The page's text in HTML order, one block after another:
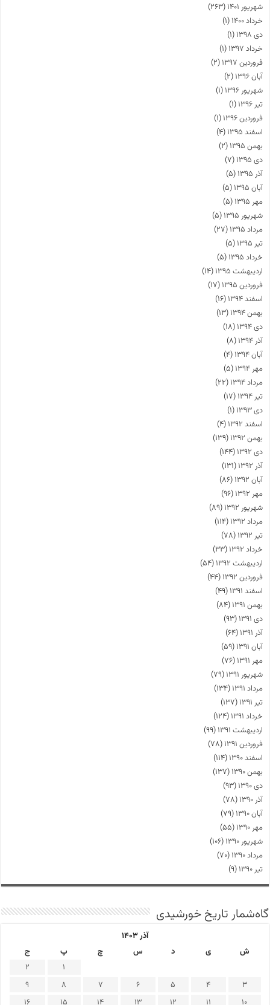
شهریور ۱۴۰۱
(۲۶۳)
خرداد ۱۴۰۰
(۱)
دی ۱۳۹۸
(۱)
خرداد ۱۳۹۷
(۱)
فروردین ۱۳۹۷
(۲)
آبان ۱۳۹۶
(۲)
شهریور ۱۳۹۶
(۱)
تیر ۱۳۹۶
(۱)
فروردین ۱۳۹۶
(۱)
اسفند ۱۳۹۵
(۴)
بهمن ۱۳۹۵
(۲)
دی ۱۳۹۵
(۷)
آذر ۱۳۹۵
(۵)
آبان ۱۳۹۵
(۵)
مهر ۱۳۹۵
(۵)
شهریور ۱۳۹۵
(۵)
مرداد ۱۳۹۵
(۲۷)
تیر ۱۳۹۵
(۵)
خرداد ۱۳۹۵
(۵)
اردیبهشت ۱۳۹۵
(۱۴)
فروردین ۱۳۹۵
(۱۷)
اسفند ۱۳۹۴
(۱۶)
بهمن ۱۳۹۴
(۱۳)
دی ۱۳۹۴
(۱۸)
آذر ۱۳۹۴
(۸)
آبان ۱۳۹۴
(۴)
مهر ۱۳۹۴
(۵)
مرداد ۱۳۹۴
(۲۲)
تیر ۱۳۹۴
(۱۷)
دی ۱۳۹۳
(۱)
اسفند ۱۳۹۲
(۴)
بهمن ۱۳۹۲
(۱۳۹)
دی ۱۳۹۲
(۱۴۴)
آذر ۱۳۹۲
(۱۳۱)
آبان ۱۳۹۲
(۸۶)
مهر ۱۳۹۲
(۹۶)
شهریور ۱۳۹۲
(۸۹)
مرداد ۱۳۹۲
(۱۱۴)
تیر ۱۳۹۲
(۷۸)
خرداد ۱۳۹۲
(۳۳)
اردیبهشت ۱۳۹۲
(۵۴)
فروردین ۱۳۹۲
(۴۴)
اسفند ۱۳۹۱
(۴۹)
بهمن ۱۳۹۱
(۸۴)
دی ۱۳۹۱
(۹۳)
آذر ۱۳۹۱
(۶۴)
آبان ۱۳۹۱
(۵۹)
مهر ۱۳۹۱
(۷۶)
شهریور ۱۳۹۱
(۷۹)
مرداد ۱۳۹۱
(۱۳۴)
تیر ۱۳۹۱
(۱۳۷)
خرداد ۱۳۹۱
(۱۲۴)
اردیبهشت ۱۳۹۱
(۹۹)
فروردین ۱۳۹۱
(۷۸)
اسفند ۱۳۹۰
(۱۱۴)
بهمن ۱۳۹۰
(۱۳۷)
دی ۱۳۹۰
(۹۳)
آذر ۱۳۹۰
(۷۸)
آبان ۱۳۹۰
(۷۹)
مهر ۱۳۹۰
(۵۵)
شهریور ۱۳۹۰
(۱۰۶)
مرداد ۱۳۹۰
(۷۰)
تیر ۱۳۹۰
(۹)
گاه‌شمار تاریخ خورشیدی
آذر ۱۴۰۳
ش
ی د س چ پ
ج
1
2
3
4
5
6
7
8
9
10
11
12
13
14
15
16